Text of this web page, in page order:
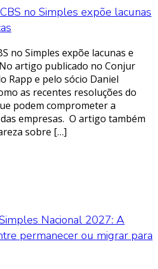
no Simples expõe lacunas
no Simples expõe lacunas e
artigo publicado no Conjur
Rapp e pelo sócio Daniel
as recentes resoluções do
podem comprometer a
empresas. O artigo também
sobre […]
Nacional 2027: A
permanecer ou migrar para